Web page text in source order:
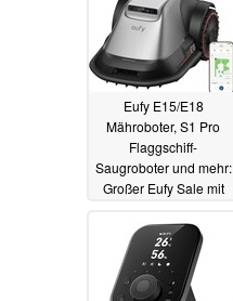
Eufy E15/E18
Mähroboter, S1 Pro
Flaggschiff-
Saugroboter und mehr:
Großer Eufy Sale mit
02.06.2025